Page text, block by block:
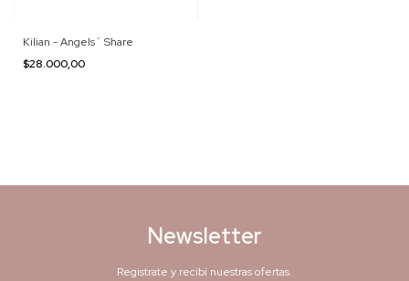
Kilian - Angels´ Share
$28.000,00
Newsletter
Registrate y recibí nuestras ofertas.